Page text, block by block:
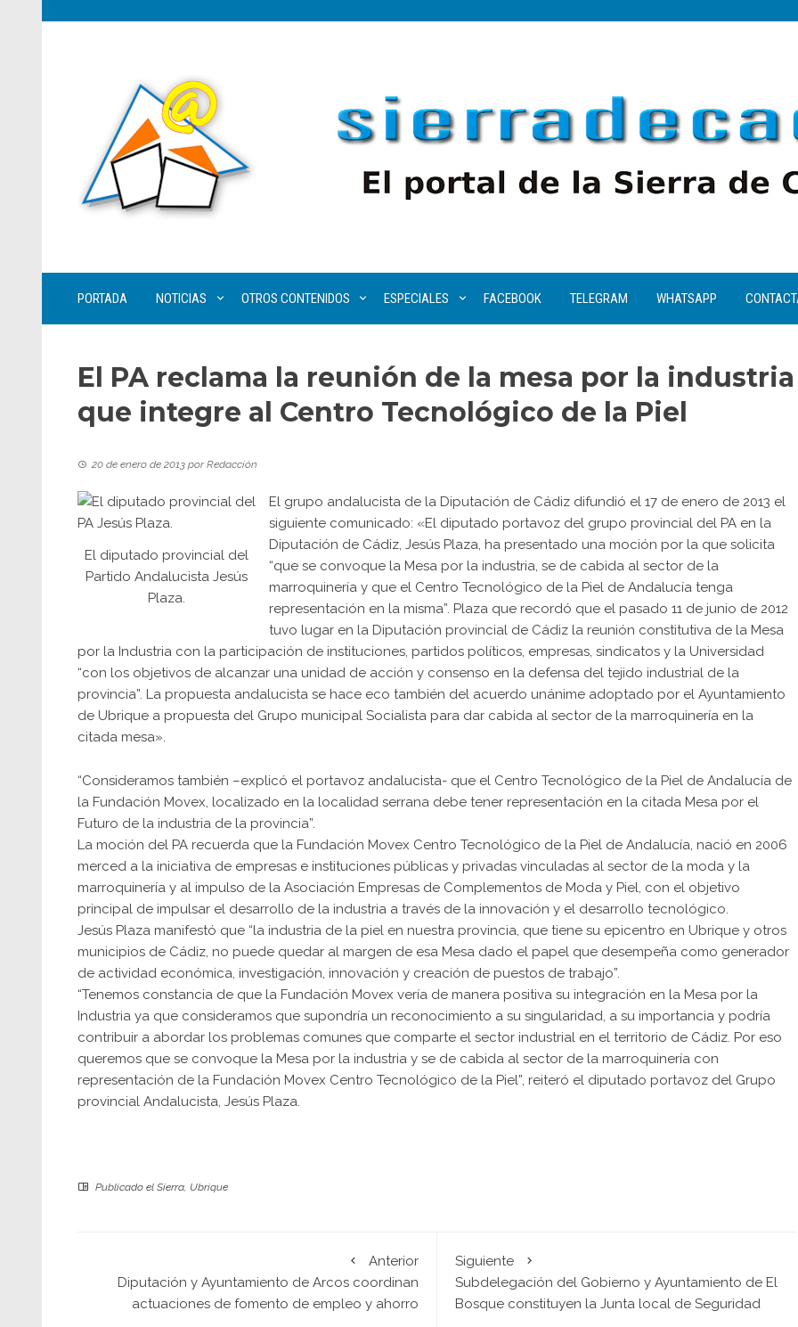
PORTADA NOTICIAS OTROS CONTENIDOS ESPECIALES FACEBOOK TELEGRAM WHATSAPP
El PA reclama la reunión de la mesa por la industria
que integre al Centro Tecnológico de la Piel
20 de enero de 2013 porRedacción
El diputado provincial del
Partido Andalucista Jesús
Plaza.
El grupo andalucista de la Diputación de Cádiz difundió el 17 de enero de 2013 el
siguiente comunicado: «El diputado portavoz del grupo provincial del PA en la
Diputación de Cádiz, Jesús Plaza, ha presentado una moción por la que solicita
“que se convoque la Mesa por la industria, se de cabida al sector de la
marroquinería y que el Centro Tecnológico de la Piel de Andalucía tenga
representación en la misma”. Plaza que recordó que el pasado 11 de junio de 2012
tuvo lugar en la Diputación provincial de Cádiz la reunión constitutiva de la Mesa
por la Industria con la participación de instituciones, partidos políticos, empresas, sindicatos y la Universidad
“con los objetivos de alcanzar una unidad de acción y consenso en la defensa del tejido industrial de la
provincia”. La propuesta andalucista se hace eco también del acuerdo unánime adoptado por el Ayuntamiento
de Ubrique a propuesta del Grupo municipal Socialista para dar cabida al sector de la marroquinería en la
citada mesa».
“Consideramos también –explicó el portavoz andalucista- que el Centro Tecnológico de la Piel de Andalucía de
la Fundación Movex, localizado en la localidad serrana debe tener representación en la citada Mesa por el
Futuro de la industria de la provincia”.
La moción del PA recuerda que la Fundación Movex Centro Tecnológico de la Piel de Andalucía, nació en 2006
merced a la iniciativa de empresas e instituciones públicas y privadas vinculadas al sector de la moda y la
marroquinería y al impulso de la Asociación Empresas de Complementos de Moda y Piel, con el objetivo
principal de impulsar el desarrollo de la industria a través de la innovación y el desarrollo tecnológico.
Jesús Plaza manifestó que “la industria de la piel en nuestra provincia, que tiene su epicentro en Ubrique y otros
municipios de Cádiz, no puede quedar al margen de esa Mesa dado el papel que desempeña como generador
de actividad económica, investigación, innovación y creación de puestos de trabajo”.
“Tenemos constancia de que la Fundación Movex vería de manera positiva su integración en la Mesa por la
Industria ya que consideramos que supondría un reconocimiento a su singularidad, a su importancia y podría
contribuir a abordar los problemas comunes que comparte el sector industrial en el territorio de Cádiz. Por eso
queremos que se convoque la Mesa por la industria y se de cabida al sector de la marroquinería con
representación de la Fundación Movex Centro Tecnológico de la Piel”, reiteró el diputado portavoz del Grupo
provincial Andalucista, Jesús Plaza.
Publicado el Sierra, Ubrique
Anterior
Diputación y Ayuntamiento de Arcos coordinan
actuaciones de fomento de empleo y ahorro
Siguiente
Subdelegación del Gobierno y Ayuntamiento de El
Bosque constituyen la Junta local de Seguridad